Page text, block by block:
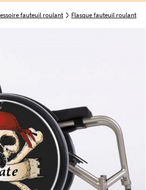
fauteuil roulant Flasque fauteuil roulant